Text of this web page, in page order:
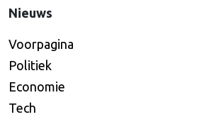
Nieuws
Voorpagina
Politiek
Economie
Tech